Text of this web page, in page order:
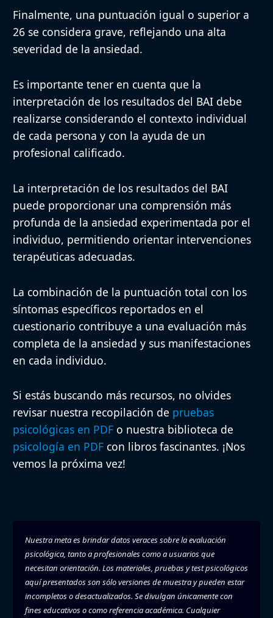
Finalmente, una puntuación igual o superior a
26 se considera grave, reflejando una alta
severidad de la ansiedad.
Es importante tener en cuenta que la
interpretación de los resultados del BAI debe
realizarse considerando el contexto individual
de cada persona y con la ayuda de un
profesional calificado.
La interpretación de los resultados del BAI
puede proporcionar una comprensión más
profunda de la ansiedad experimentada por el
individuo, permitiendo orientar intervenciones
terapéuticas adecuadas.
La combinación de la puntuación total con los
síntomas específicos reportados en el
cuestionario contribuye a una evaluación más
completa de la ansiedad y sus manifestaciones
en cada individuo.
Si estás buscando más recursos, no olvides
revisar nuestra recopilación de pruebas
psicológicas en PDF o nuestra biblioteca de
psicología en PDF con libros fascinantes. ¡Nos
vemos la próxima vez!
Nuestra meta es brindar datos veraces sobre la evaluación
psicológica, tanto a profesionales como a usuarios que
necesitan orientación. Los materiales, pruebas y test psicológicos
aquí presentados son sólo versiones de muestra y pueden estar
incompletos o desactualizados. Se divulgan únicamente con
fines educativos o como referencia académica. Cualquier